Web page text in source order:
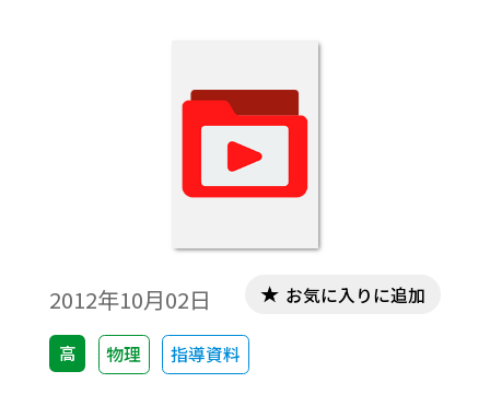
2012年10月02日
高 物理 指導資料
お気に入りに追加